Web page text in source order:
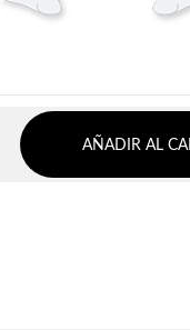
AÑADIR AL